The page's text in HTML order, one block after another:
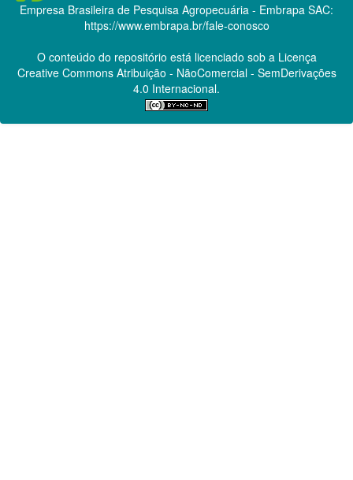
Empresa Brasileira de Pesquisa Agropecuária - Embrapa SAC:
https://www.embrapa.br/fale-conosco
O conteúdo do repositório está licenciado sob a Licença
Creative CommonsAtribuição - NãoComercial - SemDerivações
4.0 Internacional.